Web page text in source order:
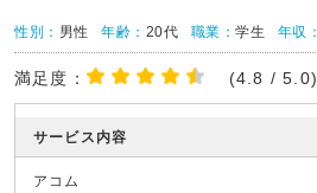
性別： 男性 年齢： 20代 職業：学生 年収：
満足度： (4.8 / 5.0)
サービス内容
アコム